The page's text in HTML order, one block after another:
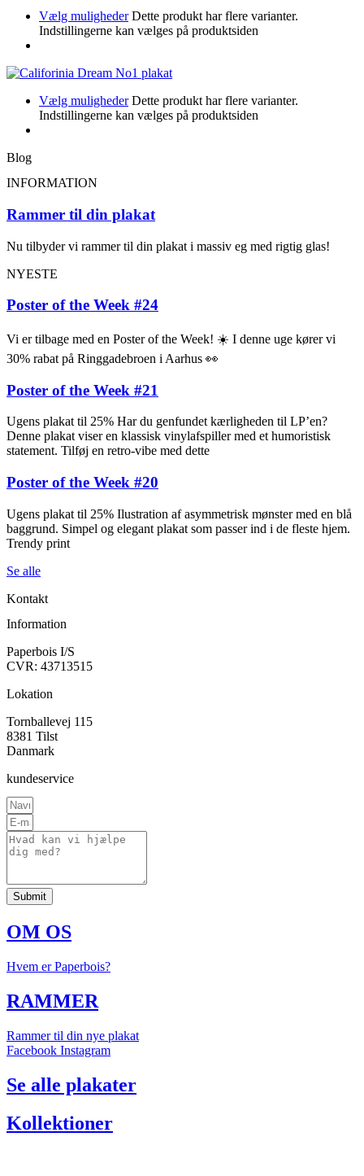
Vælg muligheder Dette produkt har flere varianter.
Indstillingerne kan vælges på produktsiden
Vælg muligheder Dette produkt har flere varianter.
Indstillingerne kan vælges på produktsiden
Blog
INFORMATION
Rammer til din plakat
Nu tilbyder vi rammer til din plakat i massiv eg med rigtig glas!
NYESTE
Poster of the Week #24
Vi er tilbage med en Poster of the Week! ☀️ I denne uge kører vi
30% rabat på Ringgadebroen i Aarhus 👀
Poster of the Week #21
Ugens plakat til 25% Har du genfundet kærligheden til LP’en?
Denne plakat viser en klassisk vinylafspiller med et humoristisk
statement. Tilføj en retro-vibe med dette
Poster of the Week #20
Ugens plakat til 25% Ilustration af asymmetrisk mønster med en blå
baggrund. Simpel og elegant plakat som passer ind i de fleste hjem.
Trendy print
Se alle
Kontakt
Information
Paperbois I/S
CVR: 43713515
Lokation
Tornballevej 115
8381 Tilst
Danmark
kundeservice
Submit
OM OS
Hvem er Paperbois?
RAMMER
Rammer til din nye plakat
Facebook Instagram
Se alle plakater
Kollektioner